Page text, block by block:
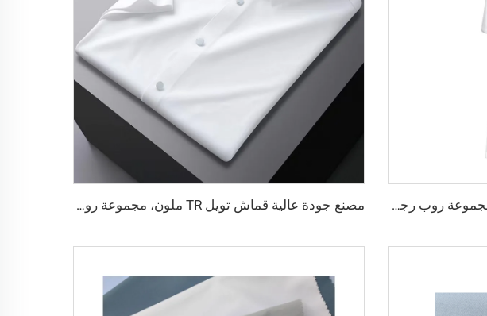
مصنع جودة عالية قماش تويل TR، مجموعة روب رجالية الشرق الأوسط، قماش قميص خفيف الوزن مصنع جودة عالية قماش تويل TR ملون، مجموعة روب رجالية الشرق الأوسط، قماش قميص خفيف الوزن